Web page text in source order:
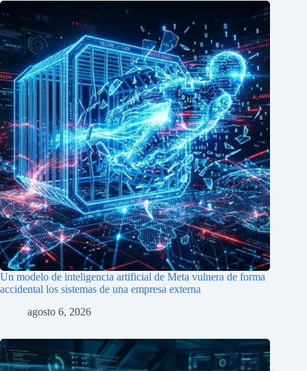
Un modelo de inteligencia artificial de Meta vulnera de forma
accidental los sistemas de una empresa externa
agosto 6, 2026